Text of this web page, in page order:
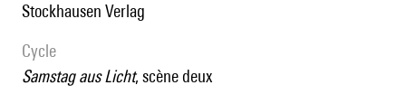
Stockhausen Verlag
Cycle
Samstag aus Licht, scène deux